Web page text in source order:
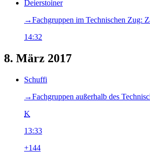
Deierstoiner
→‎Fachgruppen im Technischen Zug:
14:32
8. März 2017
Schuffi
→‎Fachgruppen außerhalb des
K
13:33
+144